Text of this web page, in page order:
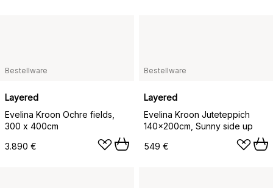
Bestellware
Layered
Evelina Kroon Ochre fields,
300 x 400cm
3.890 €
Bestellware
Layered
Evelina Kroon Juteteppich
140x200cm, Sunny side up
549 €